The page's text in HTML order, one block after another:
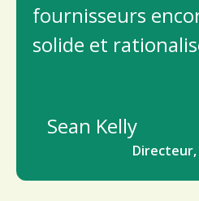
fournisseurs
solide et
Sean Kelly
Directeur,